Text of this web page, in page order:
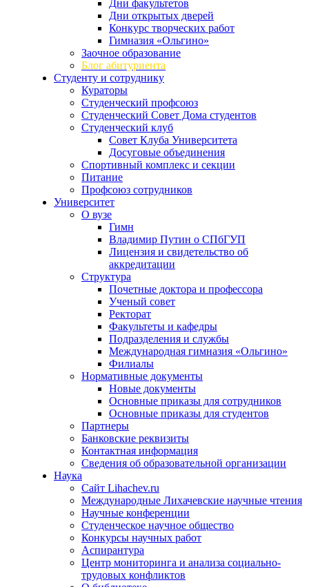
Дни факультетов
Дни открытых дверей
Конкурс творческих работ
Гимназия «Ольгино»
Заочное образование
Блог абитуриента
Студенту и сотруднику
Кураторы
Студенческий профсоюз
Студенческий Совет Дома студентов
Студенческий клуб
Совет Клуба Университета
Досуговые объединения
Спортивный комплекс и секции
Питание
Профсоюз сотрудников
Университет
О вузе
Гимн
Владимир Путин о СПбГУП
Лицензия и свидетельство об
аккредитации
Структура
Почетные доктора и профессора
Ученый совет
Ректорат
Факультеты и кафедры
Подразделения и службы
Международная гимназия «Ольгино»
Филиалы
Нормативные документы
Новые документы
Основные приказы для сотрудников
Основные приказы для студентов
Партнеры
Банковские реквизиты
Контактная информация
Сведения об образовательной организации
Наука
Сайт Lihachev.ru
Международные Лихачевские научные чтения
Научные конференции
Студенческое научное общество
Конкурсы научных работ
Аспирантура
Центр мониторинга и анализа социально-
трудовых конфликтов